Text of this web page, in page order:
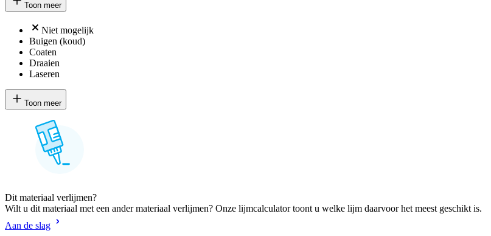
Toon meer
Niet mogelijk
Buigen (koud)
Coaten
Draaien
Laseren
Toon meer
Dit materiaal verlijmen?
Wilt u dit materiaal met een ander materiaal verlijmen? Onze lijmcalculator toont u welke lijm daarvoor het meest geschikt is.
Aan de slag